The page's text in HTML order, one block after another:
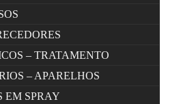
– TRATAMENTO
– APARELHOS
EM SPRAY